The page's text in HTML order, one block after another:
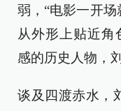
弱，“电影一开
从外形上贴近角
感的历史人物，
谈及四渡赤水，